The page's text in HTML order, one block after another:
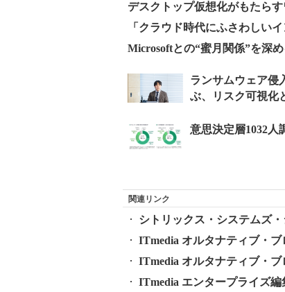
デスクトップ仮想化がもたら
「クラウド時代にふさわし
Microsoftとの“蜜月関係”を深
関連リンク
シトリックス・システムズ
ITmedia オルタナティブ・ブ
ITmedia オルタナティブ・
ITmedia エンタープライズ